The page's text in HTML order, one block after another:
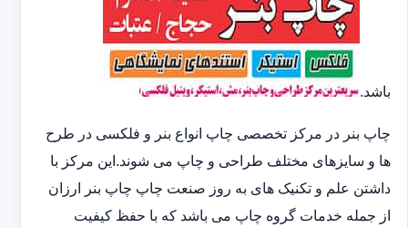
باشد.
چاپ بنر در مرکز تخصصی چاپ انواع بنر و فلکسی در طرح
ها و سایزهای مختلف طراحی و چاپ می شوند.این مرکز با
داشتن علم و تکنیک های به روز صنعت چاپ چاپ بنر ارزان
از جمله خدمات گروه چاپ می باشد که با حفظ کیفیت